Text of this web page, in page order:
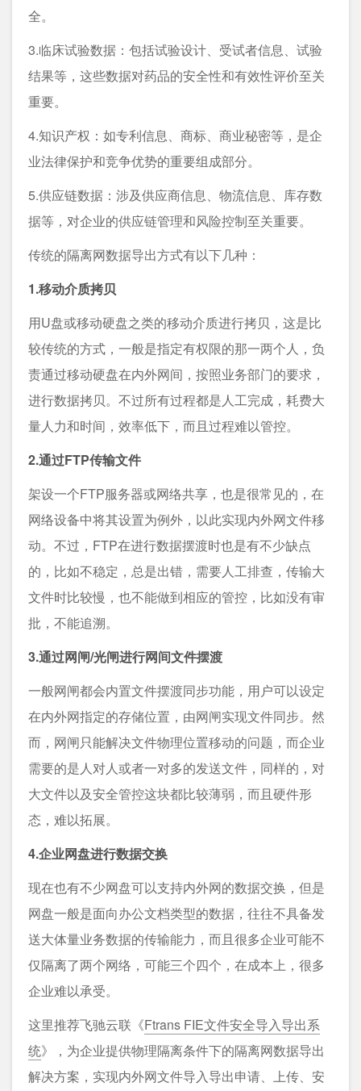
全。
3.临床试验数据：包括试验设计、受试者信息、试验
结果等，这些数据对药品的安全性和有效性评价至关
重要。
4.知识产权：如专利信息、商标、商业秘密等，是企
业法律保护和竞争优势的重要组成部分。
5.供应链数据：涉及供应商信息、物流信息、库存数
据等，对企业的供应链管理和风险控制至关重要。
传统的隔离网数据导出方式有以下几种：
1.移动介质拷贝
用U盘或移动硬盘之类的移动介质进行拷贝，这是比
较传统的方式，一般是指定有权限的那一两个人，负
责通过移动硬盘在内外网间，按照业务部门的要求，
进行数据拷贝。不过所有过程都是人工完成，耗费大
量人力和时间，效率低下，而且过程难以管控。
2.通过FTP传输文件
架设一个FTP服务器或网络共享，也是很常见的，在
网络设备中将其设置为例外，以此实现内外网文件移
动。不过，FTP在进行数据摆渡时也是有不少缺点
的，比如不稳定，总是出错，需要人工排查，传输大
文件时比较慢，也不能做到相应的管控，比如没有审
批，不能追溯。
3.通过网闸/光闸进行网间文件摆渡
一般网闸都会内置文件摆渡同步功能，用户可以设定
在内外网指定的存储位置，由网闸实现文件同步。然
而，网闸只能解决文件物理位置移动的问题，而企业
需要的是人对人或者一对多的发送文件，同样的，对
大文件以及安全管控这块都比较薄弱，而且硬件形
态，难以拓展。
4.企业网盘进行数据交换
现在也有不少网盘可以支持内外网的数据交换，但是
网盘一般是面向办公文档类型的数据，往往不具备发
送大体量业务数据的传输能力，而且很多企业可能不
仅隔离了两个网络，可能三个四个，在成本上，很多
企业难以承受。
这里推荐飞驰云联《Ftrans FIE文件安全导入导出系
统》，为企业提供物理隔离条件下的隔离网数据导出
解决方案，实现内外网文件导入导出申请、上传、安